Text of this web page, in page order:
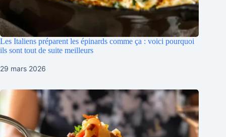
Les Italiens préparent les épinards comme ça : voici pourquoi
ils sont tout de suite meilleurs
29 mars 2026